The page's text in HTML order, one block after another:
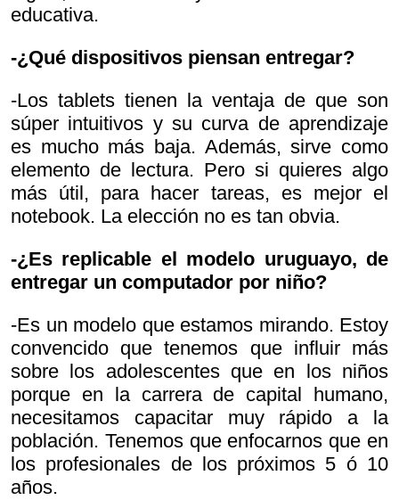
educativa.
-¿Qué dispositivos piensan entregar?
-Los tablets tienen la ventaja de que son
súper intuitivos y su curva de aprendizaje
es mucho más baja. Además, sirve como
elemento de lectura. Pero si quieres algo
más útil, para hacer tareas, es mejor el
notebook. La elección no es tan obvia.
-¿Es replicable el modelo uruguayo, de
entregar un computador por niño?
-Es un modelo que estamos mirando. Estoy
convencido que tenemos que influir más
sobre los adolescentes que en los niños
porque en la carrera de capital humano,
necesitamos capacitar muy rápido a la
población. Tenemos que enfocarnos que en
los profesionales de los próximos 5 ó 10
años.